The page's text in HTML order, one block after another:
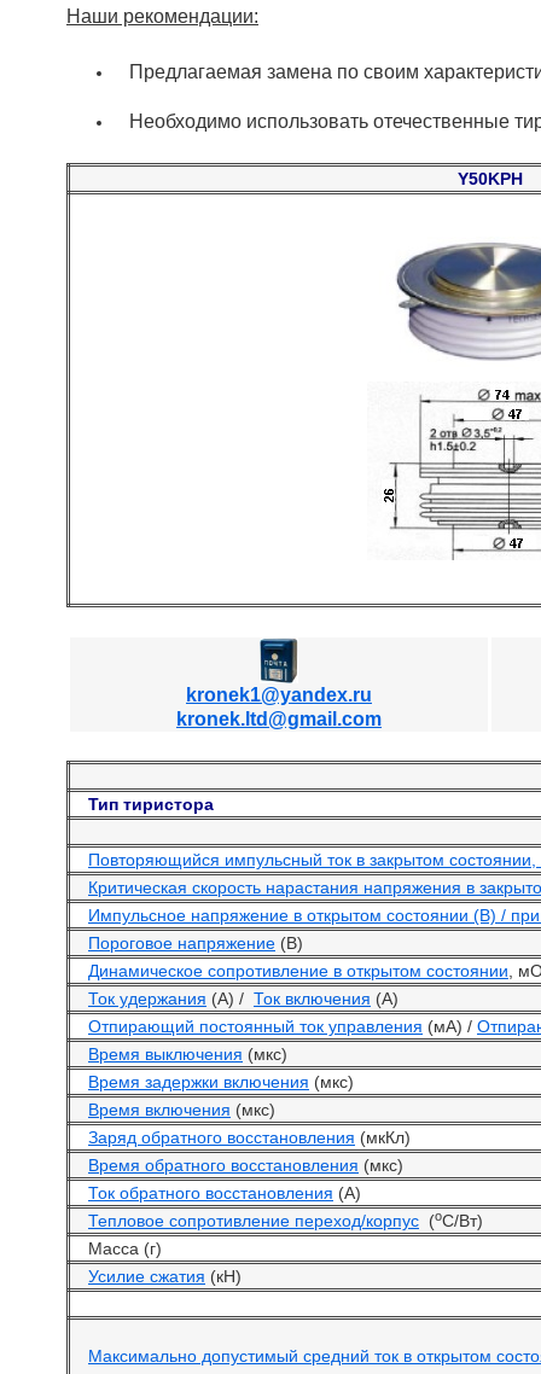
Наши рекомендации:
Предлагаемая замена по своим
Необходимо использовать отечественные
Y50KPH
kronek1@yandex.ru
kronek.ltd@gmail.com
Тип тиристора
Повторяющийся импульсный ток в закрытом состоянии,
Критическая скорость нарастания напряжения в
Импульсное напряжение в открытом состоянии (В) / при
Пороговое напряжение (В)
Динамическое сопротивление в открытом состоянии ,
Ток удержания (А) / Ток включения (А)
Отпирающий постоянный ток управления (мА) /
Время выключения (мкс)
Время задержки включения (мкс)
Время включения (мкс)
Заряд обратного восстановления (мкКл)
Время обратного восстановления (мкс)
Ток обратного восстановления (А)
Тепловое сопротивление переход/корпус (oС/Вт)
Масса (г)
Усилие сжатия (кН)
Максимально допустимый средний ток в открытом